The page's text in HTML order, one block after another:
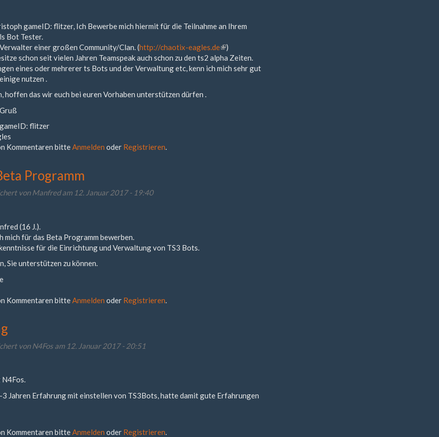
gameID: flitzer, Ich Bewerbe mich hiermit für die Teilnahme an Ihrem
Bot Tester.
einer großen Community/Clan. (http://chaotix-eagles.de(Link
ist
extern)
)
schon seit vielen Jahren Teamspeak auch schon zu den ts2 alpha Zeiten.
eines oder mehrerer ts Bots und der Verwaltung etc, kenn ich mich sehr gut
nutzen .
hoffen das wir euch bei euren Vorhaben unterstützen dürfen .
flitzer
Kommentaren bitteAnmelden oder Registrieren.
Programm
vonManfredam 12. Januar 2017 - 19:40
(16 J.).
mich für das Beta Programm bewerben.
für die Einrichtung und Verwaltung von TS3 Bots.
Sie unterstützen zu können.
Kommentaren bitte Anmelden oder Registrieren
von N4Fos am 12. Januar 2017 - 20:51
N4Fos.
3 Jahren Erfahrung mit einstellen von TS3Bots, hatte damit gute Erfahrungen
Kommentaren bitteAnmelden oder Registrieren.